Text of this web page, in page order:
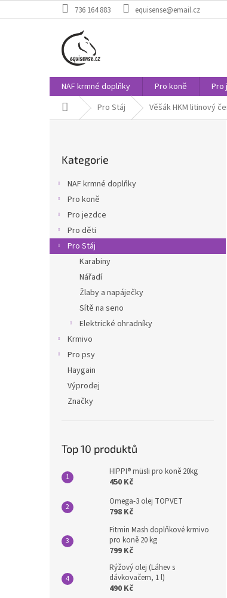
na
736 164 883 equisense@email.cz
NAF krmné doplňky Pro koně Pro
Domů Pro Stáj Věšák HKM litinový
a
kategorie
Kategorie
NAF krmné doplňky
Pro koně
Pro jezdce
Pro děti
Pro Stáj
Karabiny
Nářadí
Žlaby a napáječky
Sítě na seno
Elektrické ohradníky
Krmivo
Pro psy
Haygain
Výprodej
Značky
Top 10 produktů
HIPPI® müsli pro koně 20kg
450 Kč
Omega-3 olej TOPVET
798 Kč
Fitmin Mash doplňkové krmivo
pro koně 20 kg
799 Kč
Rýžový olej (Láhev s
dávkovačem, 1 l)
490 Kč